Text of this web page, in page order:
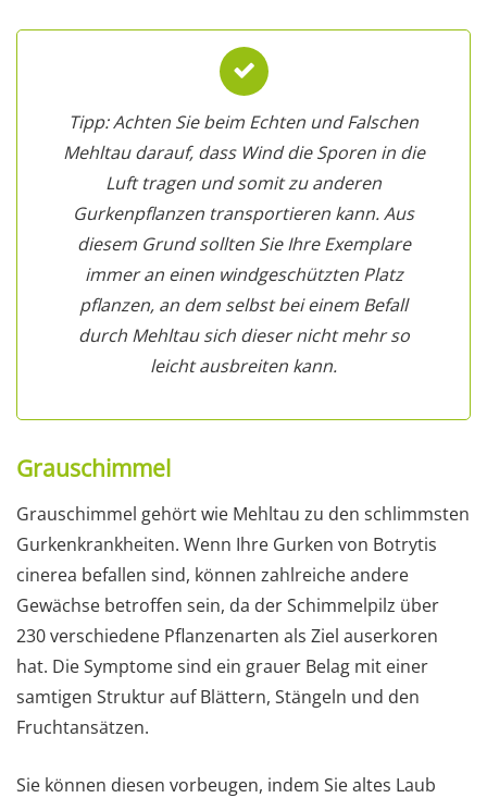
Tipp: Achten Sie beim Echten und Falschen
Mehltau darauf, dass Wind die Sporen in die
Luft tragen und somit zu anderen
Gurkenpflanzen transportieren kann. Aus
diesem Grund sollten Sie Ihre Exemplare
immer an einen windgeschützten Platz
pflanzen, an dem selbst bei einem Befall
durch Mehltau sich dieser nicht mehr so
leicht ausbreiten kann.
Grauschimmel
Grauschimmel gehört wie Mehltau zu den schlimmsten
Gurkenkrankheiten. Wenn Ihre Gurken von Botrytis
cinerea befallen sind, können zahlreiche andere
Gewächse betroffen sein, da der Schimmelpilz über
230 verschiedene Pflanzenarten als Ziel auserkoren
hat. Die Symptome sind ein grauer Belag mit einer
samtigen Struktur auf Blättern, Stängeln und den
Fruchtansätzen.
Sie können diesen vorbeugen, indem Sie altes Laub